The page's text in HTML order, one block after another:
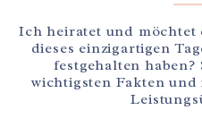
Ich heiratet und möchtet
dieses einzigartigen
festgehalten
wichtigsten Fakten